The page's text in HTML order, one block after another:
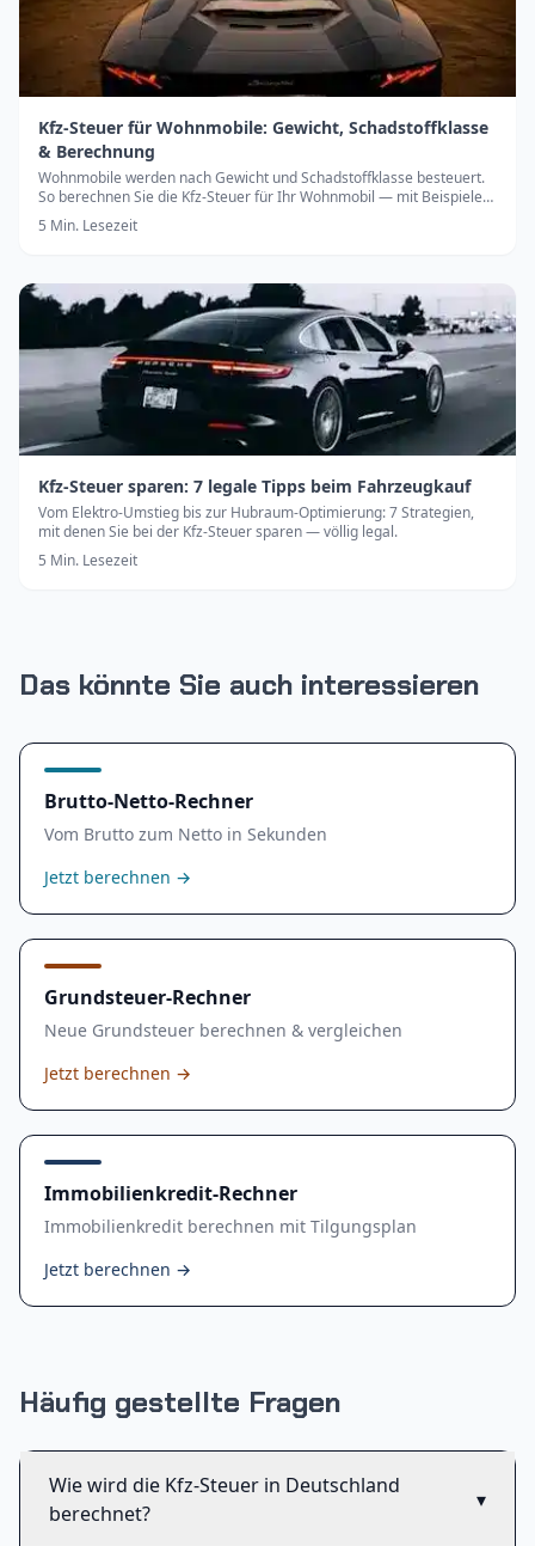
Kfz-Steuer für Wohnmobile: Gewicht, Schadstoffklasse
& Berechnung
Wohnmobile werden nach Gewicht und Schadstoffklasse besteuert.
So berechnen Sie die Kfz-Steuer für Ihr Wohnmobil — mit Beispielen
und Höchstgrenzen.
5 Min. Lesezeit
Kfz-Steuer sparen: 7 legale Tipps beim Fahrzeugkauf
Vom Elektro-Umstieg bis zur Hubraum-Optimierung: 7 Strategien,
mit denen Sie bei der Kfz-Steuer sparen — völlig legal.
5 Min. Lesezeit
Das könnte Sie auch interessieren
Brutto-Netto-Rechner
Vom Brutto zum Netto in Sekunden
Jetzt berechnen →
Grundsteuer-Rechner
Neue Grundsteuer berechnen & vergleichen
Jetzt berechnen →
Immobilienkredit-Rechner
Immobilienkredit berechnen mit Tilgungsplan
Jetzt berechnen →
Häufig gestellte Fragen
Wie wird die Kfz-Steuer in Deutschland
berechnet?
▾